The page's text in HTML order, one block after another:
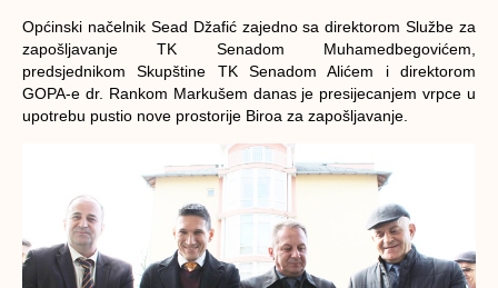
Općinski načelnik Sead Džafić zajedno sa direktorom Službe za
zapošljavanje TK Senadom Muhamedbegovićem,
predsjednikom Skupštine TK Senadom Alićem i direktorom
GOPA-e dr. Rankom Markušem danas je presijecanjem vrpce u
upotrebu pustio nove prostorije Biroa za zapošljavanje.